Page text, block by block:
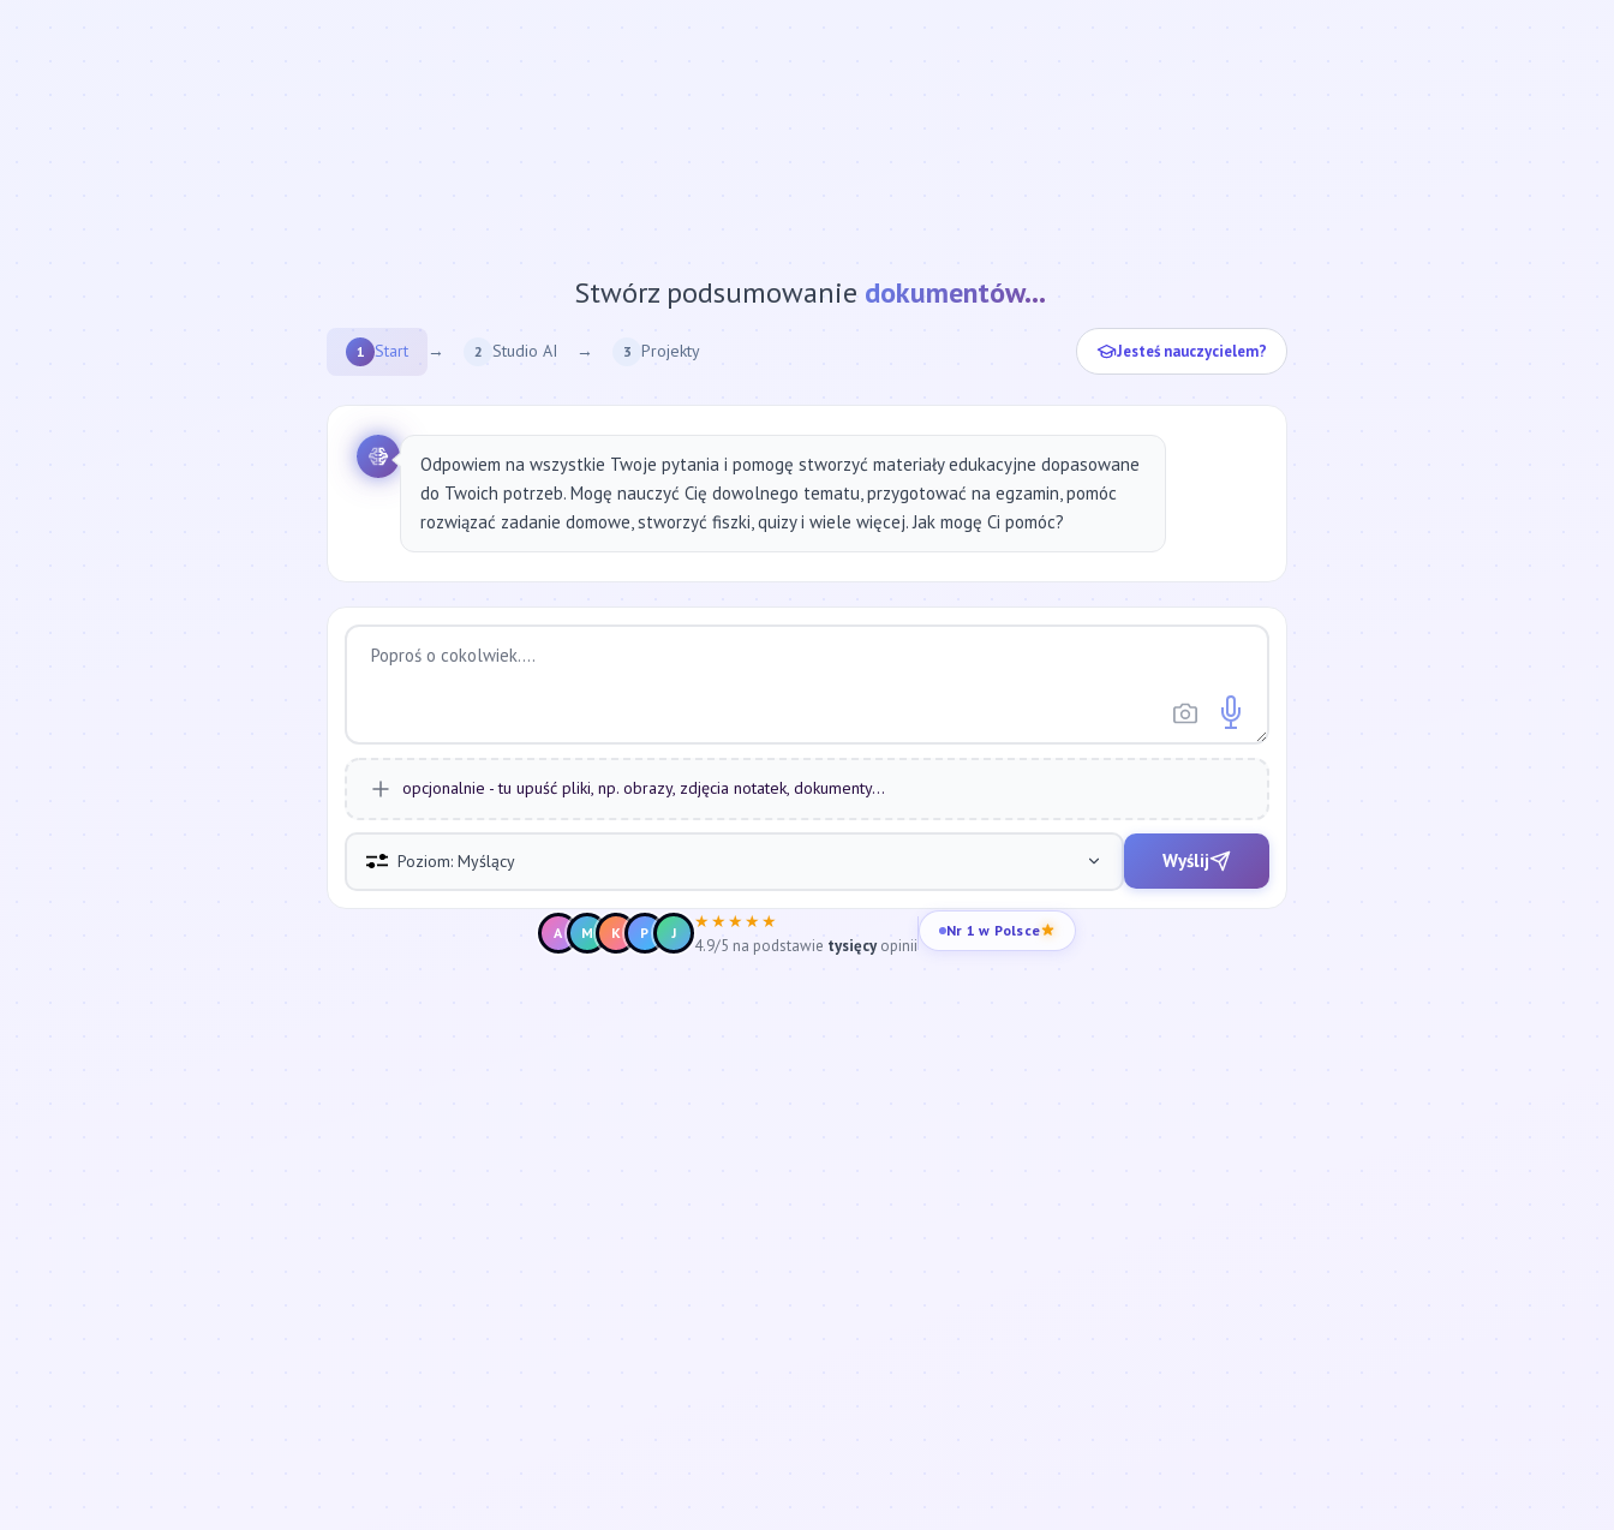
Stwórz podsumowanie strony internetowej...
1 Start → 2 Studio AI → 3 Projekty Jesteś nauczycielem?
Odpowiem na wszystkie Twoje pytania i pomogę stworzyć materiały edukacyjne dopasowane
do Twoich potrzeb. Mogę nauczyć Cię dowolnego tematu, przygotować na egzamin, pomóc
rozwiązać zadanie domowe, stworzyć fiszki, quizy i wiele więcej. Jak mogę Ci pomóc?
opcjonalnie - tu upuść pliki, np. obrazy, zdjęcia notatek, dokumenty...
Poziom: Myślący Wyślij
A M K P J
★★★★★
4.9/5 na podstawie tysięcyopinii
Nr 1 w Polsce